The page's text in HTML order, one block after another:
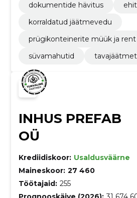
dokumentide hävitus
korraldatud jäätmevedu
prügikonteinerite müük ja rent
süvamahutid
INHUS PREFAB
OÜ
Krediidiskoor: Usaldusväärne
Maineskoor: 27 460
Töötajaid: 255